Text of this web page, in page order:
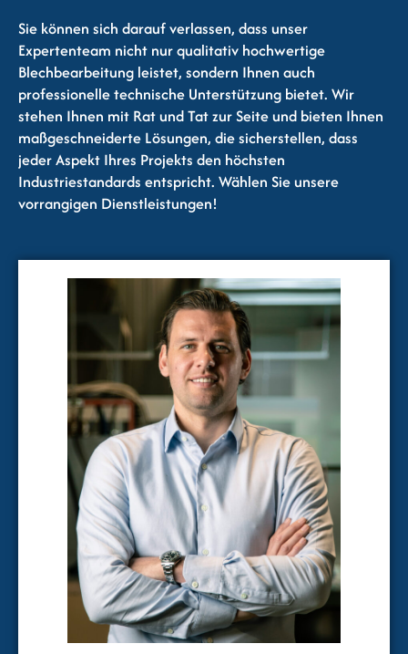
Sie können sich darauf verlassen, dass unser
Expertenteam nicht nur qualitativ hochwertige
Blechbearbeitung leistet, sondern Ihnen auch
professionelle technische Unterstützung bietet. Wir
stehen Ihnen mit Rat und Tat zur Seite und bieten Ihnen
maßgeschneiderte Lösungen, die sicherstellen, dass
jeder Aspekt Ihres Projekts den höchsten
Industriestandards entspricht. Wählen Sie unsere
vorrangigen Dienstleistungen!